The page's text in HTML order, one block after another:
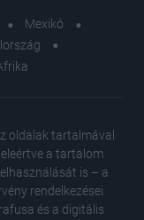
Mexikó
oldalak tartalmával
a tartalom
is – a
rendelkezései
és a digitális